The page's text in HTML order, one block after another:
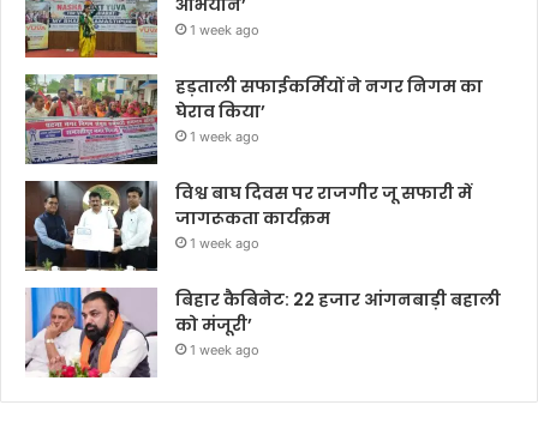
अभियान’
1 week ago
हड़ताली सफाईकर्मियों ने नगर निगम का
घेराव किया’
1 week ago
विश्व बाघ दिवस पर राजगीर जू सफारी में
जागरूकता कार्यक्रम
1 week ago
बिहार कैबिनेट: 22 हजार आंगनबाड़ी बहाली
को मंजूरी’
1 week ago